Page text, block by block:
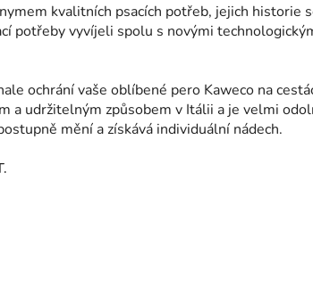
kvalitních psacích potřeb, jejich historie
potřeby vyvíjeli spolu s novými
ochrání vaše oblíbené pero Kaweco na
a udržitelným způsobem v Itálii a je velmi
mění a získává individuální nádech.